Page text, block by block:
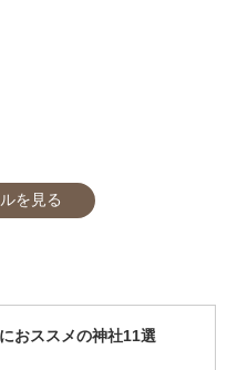
を見る
おススメの神社11選